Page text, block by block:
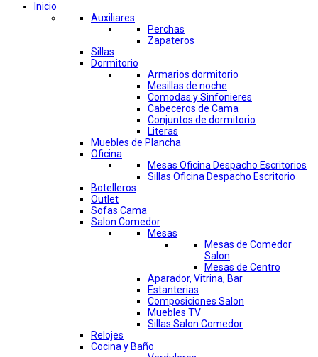
Inicio
Auxiliares
Perchas
Zapateros
Sillas
Dormitorio
Armarios dormitorio
Mesillas de noche
Comodas y Sinfonieres
Cabeceros de Cama
Conjuntos de dormitorio
Literas
Muebles de Plancha
Oficina
Mesas Oficina Despacho Escritorios
Sillas Oficina Despacho Escritorio
Botelleros
Outlet
Sofas Cama
Salon Comedor
Mesas
Mesas de Comedor
Salon
Mesas de Centro
Aparador, Vitrina, Bar
Estanterias
Composiciones Salon
Muebles TV
Sillas Salon Comedor
Relojes
Cocina y Baño